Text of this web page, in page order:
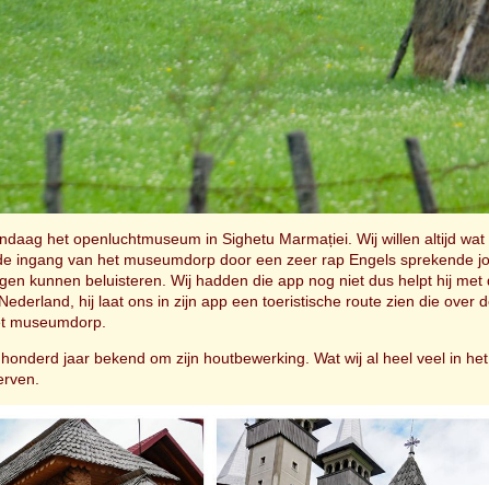
het openluchtmuseum in Sighetu Marmației. Wij willen altijd
ingang van het museumdorp door een zeer rap Engels sprekende
kunnen beluisteren. Wij hadden die app nog niet dus helpt hij
hij laat ons in zijn app een toeristische route zien die
museumdorp.
jaar bekend om zijn houtbewerking. Wat wij al heel veel in